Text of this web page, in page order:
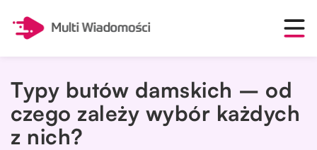
Typy butów damskich – od
czego zależy wybór każdych
z nich?